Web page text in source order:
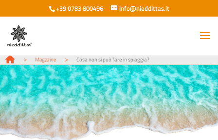
+39 0783 800496 info@nieddittas.it
> Magazine > Cosa non si può fare in spiaggia?